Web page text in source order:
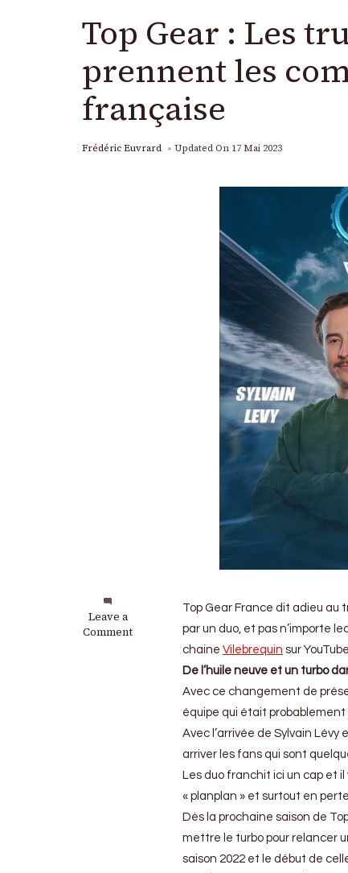
Top Gear : Les
prennent les
française
Frédéric Euvrard Updated On 17 Mai 2023
Leave a
Comment
on
Top
Top Gear France dit adieu au
par un duo, et pas n’importe
chaine Vilebrequin sur
De l’huile neuve et un turbo
Avec ce changement de
équipe qui était
Avec l’arrivée de Sylvain Lévy
arriver les fans qui sont
Les duo franchit ici un cap et
« planplan » et surtout en
Dès la prochaine saison de
mettre le turbo pour relancer
saison 2022 et le début de